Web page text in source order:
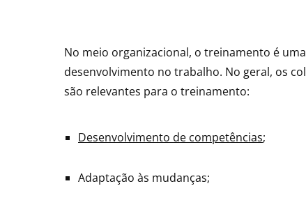
No meio organizacional, o treinamento é
desenvolvimento no trabalho. No geral, os
são relevantes para o treinamento:
Desenvolvimento de competências;
Adaptação às mudanças;